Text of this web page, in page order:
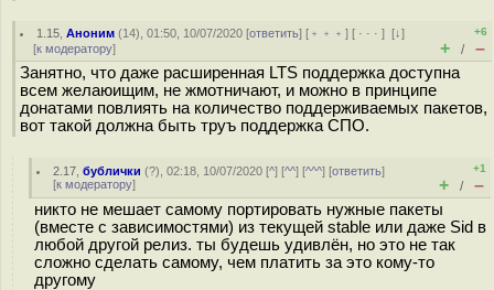
1.15 ,Аноним (14), 01:50, 10/07/2020 [ответить] [ ﹢﹢﹢] [ · · ·][↓]
[к модератору]
+6
+ / –
Занятно, что даже расширенная LTS поддержка доступна
всем желаюищим, не жмотничают, и можно в принципе
донатами повлиять на количество поддерживаемых пакетов,
вот такой должна быть труъ поддержка СПО.
2.17 ,бублички (?), 02:18, 10/07/2020 [^] [^^] [^^^] [ответить]
[к модератору]
+1
+ / –
никто не мешает самому портировать нужные пакеты
(вместе с зависимостями) из текущей stable или даже Sid в
любой другой релиз. ты будешь удивлён, но это не так
сложно сделать самому, чем платить за это кому-то
другому